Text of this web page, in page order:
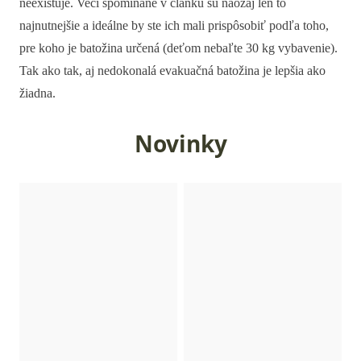
neexistuje. Veci spomínané v článku sú naozaj len to
najnutnejšie a ideálne by ste ich mali prispôsobiť podľa toho,
pre koho je batožina určená (deťom nebaľte 30 kg vybavenie).
Tak ako tak, aj nedokonalá evakuačná batožina je lepšia ako
žiadna.
Novinky